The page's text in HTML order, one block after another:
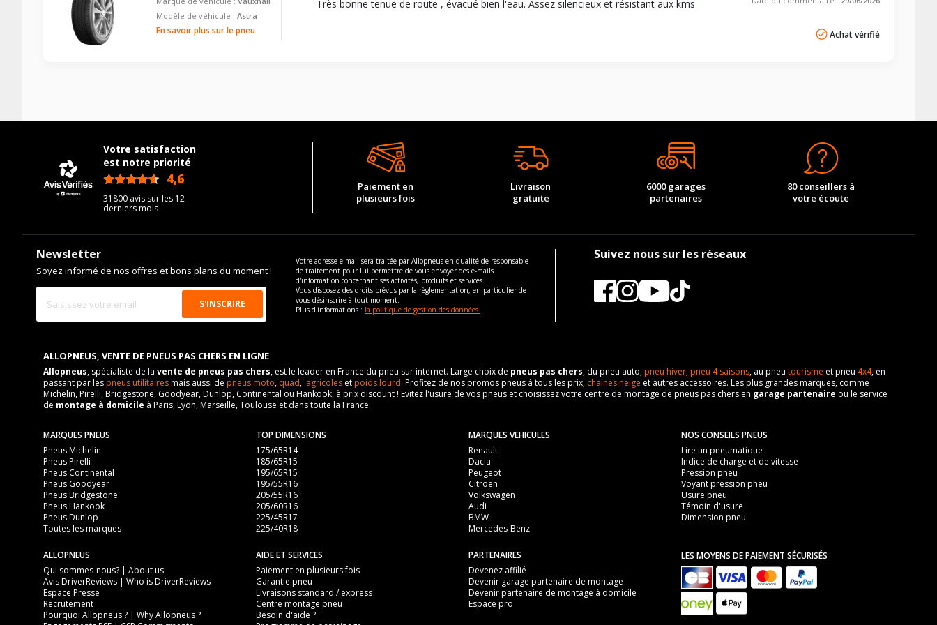
Modèle de véhicule : Astra
En savoir plus sur le pneu
Très bonne tenue de route , évacué bien l'eau. Assez silencieux et résistant aux kms
Achat vérifié
Votre satisfaction
est notre priorité
4,6
31800 avis sur les 12
derniers mois
Paiement en
plusieurs fois
Livraison
gratuite
6000 garages
partenaires
80 conseillers à
votre écoute
Newsletter
Soyez informé de nos offres et bons plans du moment !
Votre adresse e-mail sera traitée par Allopneus en qualité de responsable
de traitement pour lui permettre de vous envoyer des e-mails
d'information concernant ses activités, produits et services.
Vous disposez des droits prévus par la règlementation, en particulier de
vous désinscrire à tout moment.
Plus d'informations : la politique de gestion des données.
Suivez nous sur les réseaux
ALLOPNEUS, VENTE DE PNEUS PAS CHERS EN LIGNE
Allopneus, spécialiste de la vente de pneus pas chers, est le leader en France du pneu sur internet. Large choix de pneus pas chers, du pneu auto,pneu hiver,pneu 4 saisons, au pneu tourisme et pneu 4x4, en
passant par lespneus utilitairesmais aussi de pneus moto, quad, agricoles etpoids lourd. Profitez de nos promos pneus à tous les prix, chaines neige et autres accessoires. Les plus grandes marques, comme
Michelin, Pirelli, Bridgestone, Goodyear, Dunlop, Continental ou Hankook, à prix discount ! Evitez l'usure de vos pneus et choisissez votre centre de montage de pneus pas chers en garage partenaire ou le service
de montage à domicile à Paris, Lyon, Marseille, Toulouse et dans toute la France.
MARQUES PNEUS
Pneus Michelin
Pneus Pirelli
Pneus Continental
Pneus Goodyear
Pneus Bridgestone
Pneus Hankook
Pneus Dunlop
Toutes les marques
TOP DIMENSIONS
175/65R14
185/65R15
195/65R15
195/55R16
205/55R16
205/60R16
225/45R17
225/40R18
MARQUES VEHICULES
Renault
Dacia
Peugeot
Citroën
Volkswagen
Audi
BMW
Mercedes-Benz
NOS CONSEILS PNEUS
Lire un pneumatique
Indice de charge et de vitesse
Pression pneu
Voyant pression pneu
Usure pneu
Témoin d'usure
Dimension pneu
ALLOPNEUS
Qui sommes-nous? | About us
Avis DriverReviews | Who is DriverReviews
Espace Presse
Recrutement
Pourquoi Allopneus ? | Why Allopneus ?
AIDE ET SERVICES
Paiement en plusieurs fois
Garantie pneu
Livraisons standard / express
Centre montage pneu
Besoin d'aide ?
PARTENAIRES
Devenez affilié
Devenir garage partenaire de montage
Devenir partenaire de montage à domicile
Espace pro
LES MOYENS DE PAIEMENT SÉCURISÉS